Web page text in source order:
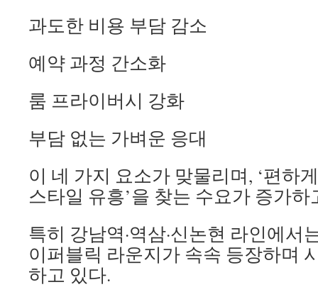
과도한 비용 부담 감소
예약 과정 간소화
룸 프라이버시 강화
부담 없는 가벼운 응대
이 네 가지 요소가 맞물리며, ‘편하
스타일 유흥’을 찾는 수요가 증가하
특히 강남역·역삼·신논현 라인에서
이퍼블릭 라운지가 속속 등장하며
하고 있다.